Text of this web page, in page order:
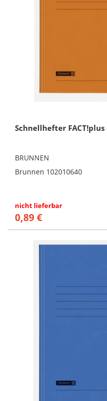
Schnellhefter FACT!plus
BRUNNEN
Brunnen 102010640
nicht lieferbar
0,89 €